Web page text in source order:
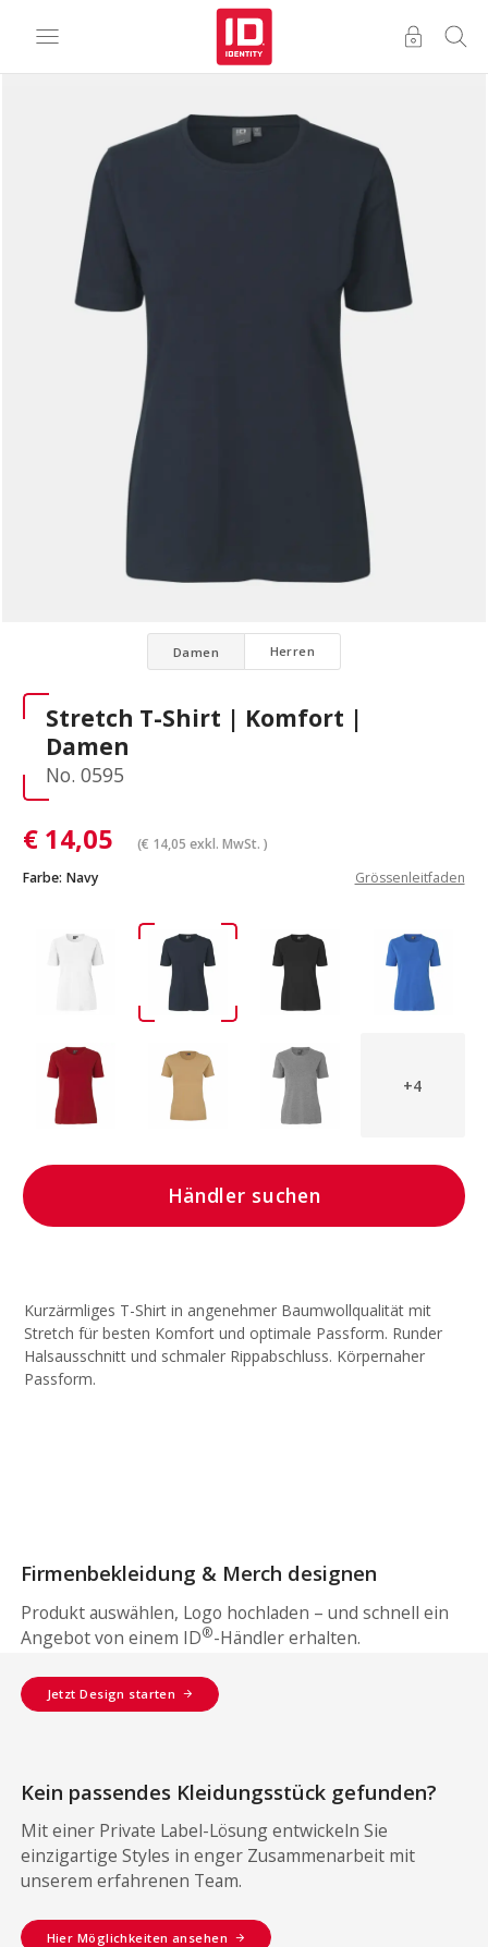
Damen Herren
Stretch T-Shirt | Komfort |
Damen
No. 0595
€ 14,05 (€ 14,05 exkl. MwSt. )
Farbe: Navy Grössenleitfaden
+4
Händler suchen
Kurzärmliges T-Shirt in angenehmer Baumwollqualität mit
Stretch für besten Komfort und optimale Passform. Runder
Halsausschnitt und schmaler Rippabschluss. Körpernaher
Passform.
Firmenbekleidung & Merch designen
Produkt auswählen, Logo hochladen – und schnell ein
Angebot von einem ID®-Händler erhalten.
Jetzt Design starten
Kein passendes Kleidungsstück gefunden?
Mit einer Private Label-Lösung entwickeln Sie
einzigartige Styles in enger Zusammenarbeit mit
unserem erfahrenen Team.
Hier Möglichkeiten ansehen